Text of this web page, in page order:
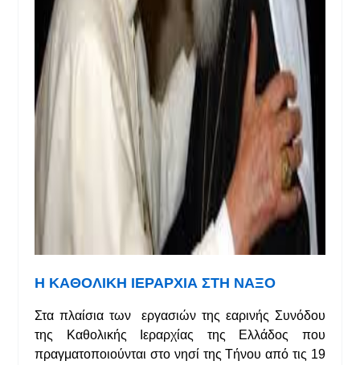
Η ΚΑΘΟΛΙΚΗ ΙΕΡΑΡΧΙΑ ΣΤΗ ΝΑΞΟ
Στα πλαίσια των εργασιών της εαρινής Συνόδου
της Καθολικής Ιεραρχίας της Ελλάδος που
πραγματοποιούνται στο νησί της Τήνου από τις 19